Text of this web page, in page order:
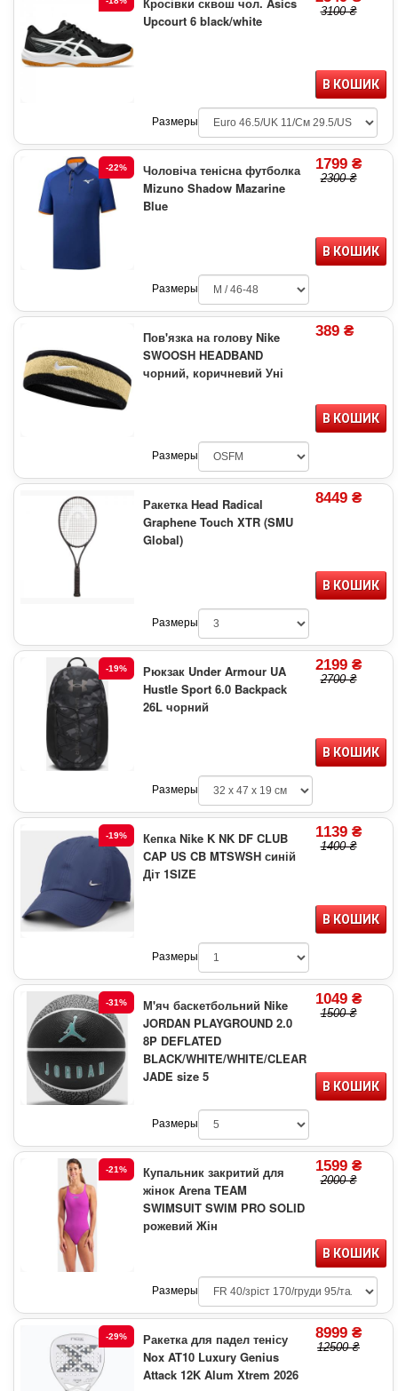
Upcourt 6 black/white
3100 ₴
В КОШИК
Размеры
-22%
Чоловіча тенісна футболка
Mizuno Shadow Mazarine
Blue
1799 ₴
2300 ₴
В КОШИК
Размеры
Пов'язка на голову Nike
SWOOSH HEADBAND
чорний, коричневий Уні
389 ₴
В КОШИК
Размеры
Ракетка Head Radical
Graphene Touch XTR (SMU
Global)
8449 ₴
В КОШИК
Размеры
-19%
Рюкзак Under Armour UA
Hustle Sport 6.0 Backpack
26L чорний
2199 ₴
2700 ₴
В КОШИК
Размеры
-19%
Кепка Nike K NK DF CLUB
CAP US CB MTSWSH синій
Діт 1SIZE
1139 ₴
1400 ₴
В КОШИК
Размеры
-31%
М'яч баскетбольний Nike
JORDAN PLAYGROUND 2.0
8P DEFLATED
BLACK/WHITE/WHITE/CLEAR
JADE size 5
1049 ₴
1500 ₴
В КОШИК
Размеры
-21%
Купальник закритий для
жінок Arena TEAM
SWIMSUIT SWIM PRO SOLID
рожевий Жін
1599 ₴
2000 ₴
В КОШИК
Размеры
-29%
Ракетка для падел тенісу
Nox AT10 Luxury Genius
Attack 12K Alum Xtrem 2026
8999 ₴
12500 ₴